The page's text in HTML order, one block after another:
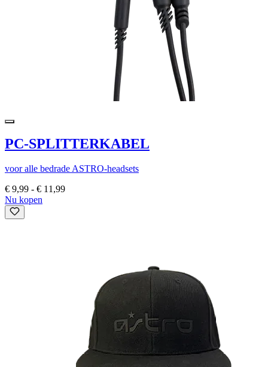
PC-SPLITTERKABEL
voor alle bedrade ASTRO-headsets
€ 9,99 - € 11,99
Nu kopen